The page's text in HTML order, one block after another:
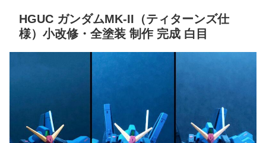
HGUC ガンダムMK-II（ティターンズ仕
様）小改修・全塗装 制作 完成 白目